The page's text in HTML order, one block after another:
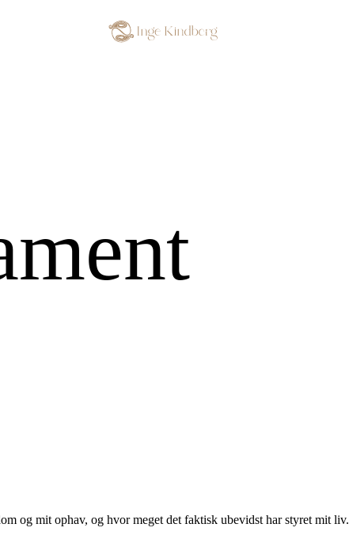
og mit ophav, og hvor meget det faktisk ubevidst har styret mit liv.